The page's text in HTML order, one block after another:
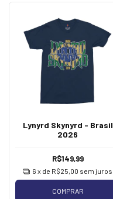
Lynyrd Skynyrd - Brasil
2026
R$149,99
6 x de R$25,00 sem juros
COMPRAR